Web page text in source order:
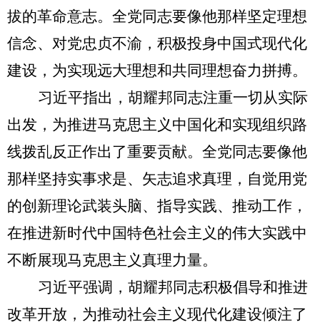
拔的革命意志。全党同志要像他那样坚定理想
信念、对党忠贞不渝，积极投身中国式现代化
建设，为实现远大理想和共同理想奋力拼搏。
习近平指出，胡耀邦同志注重一切从实际
出发，为推进马克思主义中国化和实现组织路
线拨乱反正作出了重要贡献。全党同志要像他
那样坚持实事求是、矢志追求真理，自觉用党
的创新理论武装头脑、指导实践、推动工作，
在推进新时代中国特色社会主义的伟大实践中
不断展现马克思主义真理力量。
习近平强调，胡耀邦同志积极倡导和推进
改革开放，为推动社会主义现代化建设倾注了